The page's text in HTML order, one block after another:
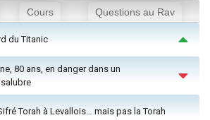
Cours Questions au Rav
du Titanic
80 ans, en danger dans un
Torah à Levallois… mais pas la Torah